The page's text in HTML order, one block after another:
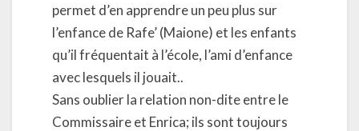
permet d’en apprendre un peu plus sur
l’enfance de Rafe’ (Maione) et les enfants
qu’il fréquentait à l’école, l’ami d’enfance
avec lesquels il jouait..
Sans oublier la relation non-dite entre le
Commissaire et Enrica; ils sont toujours